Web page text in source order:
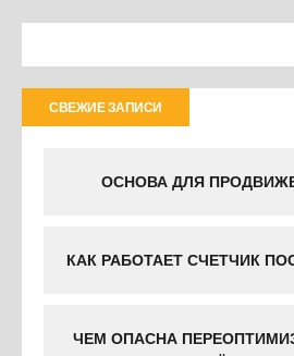
СВЕЖИЕ ЗАПИСИ
ОСНОВА ДЛЯ
КАК РАБОТАЕТ СЧЕТЧИК
ЧЕМ ОПАСНА